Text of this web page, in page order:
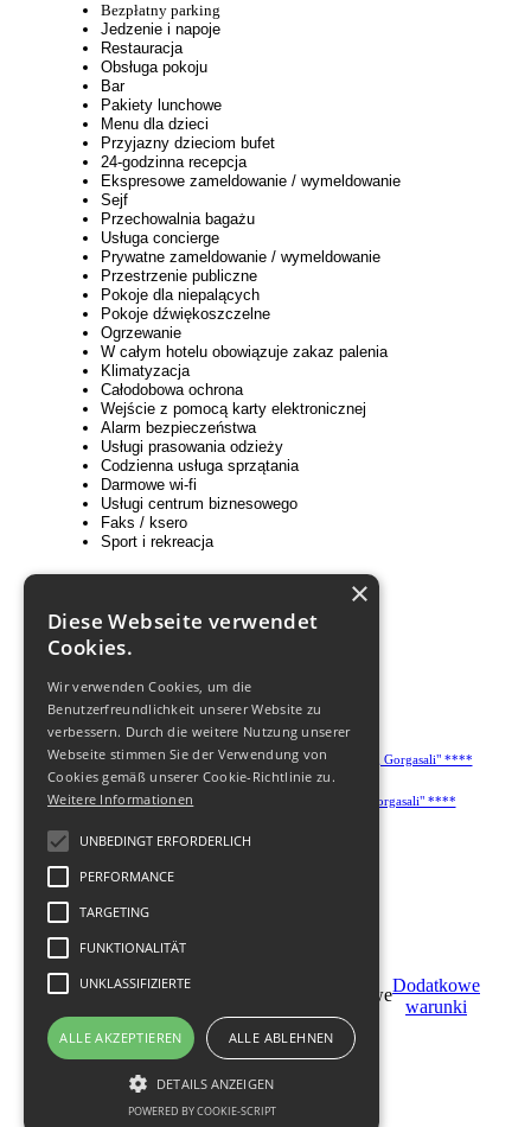
Bezpłatny parking
Jedzenie i napoje
Restauracja
Obsługa pokoju
Bar
Pakiety lunchowe
Menu dla dzieci
Przyjazny dzieciom bufet
24-godzinna recepcja
Ekspresowe zameldowanie / wymeldowanie
Sejf
Przechowalnia bagażu
Usługa concierge
Prywatne zameldowanie / wymeldowanie
Przestrzenie publiczne
Pokoje dla niepalących
Pokoje dźwiękoszczelne
Ogrzewanie
W całym hotelu obowiązuje zakaz palenia
Klimatyzacja
Całodobowa ochrona
Wejście z pomocą karty elektronicznej
Alarm bezpieczeństwa
Usługi prasowania odzieży
Codzienna usługa sprzątania
Darmowe wi-fi
Usługi centrum biznesowego
Faks / ksero
Sport i rekreacja
Dodatkowe
warunki
×
Diese Webseite verwendet
Cookies.
Wir verwenden Cookies, um die
Benutzerfreundlichkeit unserer Website zu
verbessern. Durch die weitere Nutzung unserer
Webseite stimmen Sie der Verwendung von
Cookies gemäß unserer Cookie-Richtlinie zu.
Weitere Informationen
UNBEDINGT ERFORDERLICH
PERFORMANCE
TARGETING
FUNKTIONALITÄT
UNKLASSIFIZIERTE
ALLE AKZEPTIEREN ALLE ABLEHNEN
DETAILS ANZEIGEN
POWERED BY COOKIE-SCRIPT